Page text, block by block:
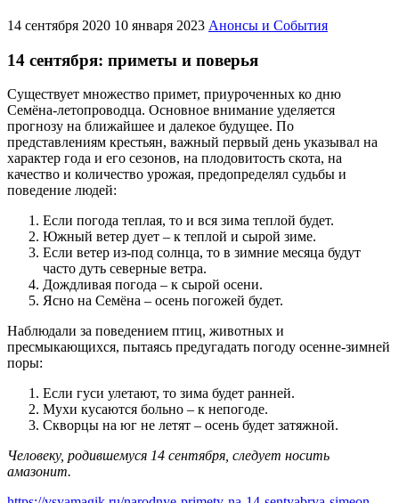
14 сентября 2020 10 января 2023 Анонсы и События
14 сентября: приметы и поверья
Существует множество примет, приуроченных ко дню
Семёна-летопроводца. Основное внимание уделяется
прогнозу на ближайшее и далекое будущее. По
представлениям крестьян, важный первый день указывал на
характер года и его сезонов, на плодовитость скота, на
качество и количество урожая, предопределял судьбы и
поведение людей:
Если погода теплая, то и вся зима теплой будет.
Южный ветер дует – к теплой и сырой зиме.
Если ветер из-под солнца, то в зимние месяца будут
часто дуть северные ветра.
Дождливая погода – к сырой осени.
Ясно на Семёна – осень погожей будет.
Наблюдали за поведением птиц, животных и
пресмыкающихся, пытаясь предугадать погоду осенне-зимней
поры:
Если гуси улетают, то зима будет ранней.
Мухи кусаются больно – к непогоде.
Скворцы на юг не летят – осень будет затяжной.
Человеку, родившемуся 14 сентября, следует носить
амазонит.